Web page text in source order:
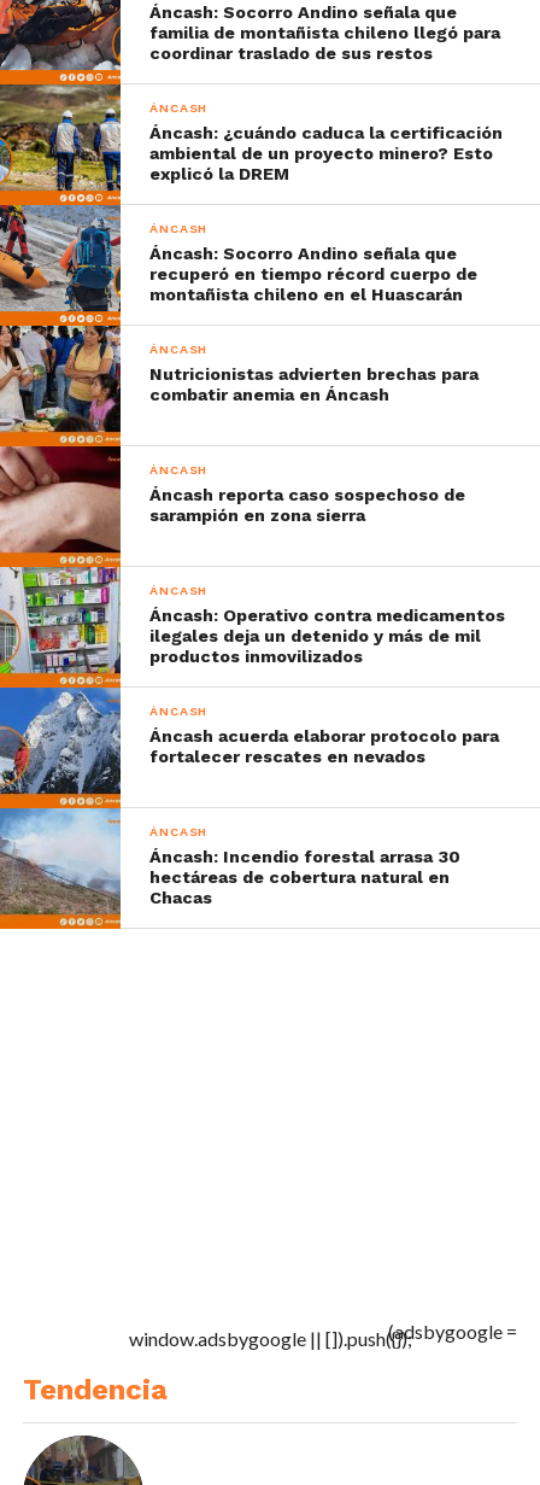
Áncash: Socorro Andino señala que
familia de montañista chileno llegó para
coordinar traslado de sus restos
ÁNCASH
Áncash: ¿cuándo caduca la certificación
ambiental de un proyecto minero? Esto
explicó la DREM
ÁNCASH
Áncash: Socorro Andino señala que
recuperó en tiempo récord cuerpo de
montañista chileno en el Huascarán
ÁNCASH
Nutricionistas advierten brechas para
combatir anemia en Áncash
ÁNCASH
Áncash reporta caso sospechoso de
sarampión en zona sierra
ÁNCASH
Áncash: Operativo contra medicamentos
ilegales deja un detenido y más de mil
productos inmovilizados
ÁNCASH
Áncash acuerda elaborar protocolo para
fortalecer rescates en nevados
ÁNCASH
Áncash: Incendio forestal arrasa 30
hectáreas de cobertura natural en
Chacas
(adsbygoogle =
window.adsbygoogle || []).push({});
Tendencia